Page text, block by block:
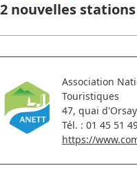
2 nouvelles
Association
Touristiques
47, quai d'Orsay
Tél. : 01 45 51
https://